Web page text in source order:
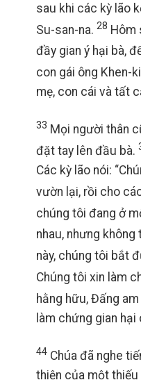
sau khi các kỳ lão
Su-san-na. 28 Hôm
đầy gian ý hại bà,
con gái ông Khen-
mẹ, con cái và tất
33 Mọi người thân
đặt tay lên đầu bà.
Các kỳ lão nói:
vườn lại, rồi cho
chúng tôi đang ở
nhau, nhưng
này, chúng tôi bắt
Chúng tôi xin làm
hằng hữu, Đấng
làm chứng gian
44 Chúa đã nghe
thiện của một